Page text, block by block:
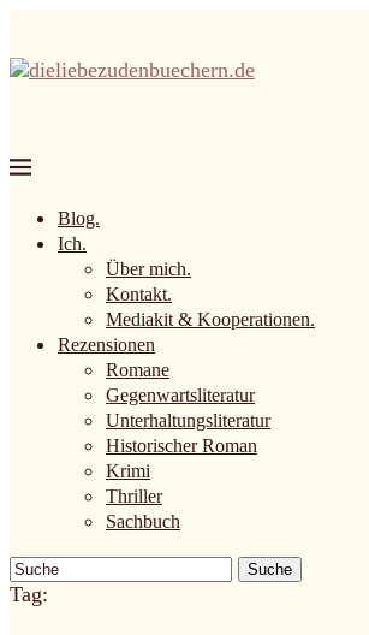
Blog.
Ich.
Über mich.
Kontakt.
Mediakit & Kooperationen.
Rezensionen
Romane
Gegenwartsliteratur
Unterhaltungsliteratur
Historischer Roman
Krimi
Thriller
Sachbuch
Suche
Tag: